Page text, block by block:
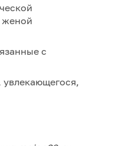
женой
с
увлекающегося,